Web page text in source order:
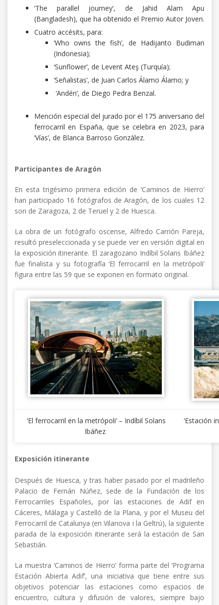
‘The parallel journey’, de Jahid Alam Apu
(Bangladesh), que ha obtenido el Premio Autor Joven.
Cuatro accésits, para:
‘Who owns the fish’, de Hadijanto Budiman
(Indonesia);
‘Sunflower’, de Levent Ateş (Turquía);
‘Señalistas’, de Juan Carlos Álamo Álamo; y
‘Andén’, de Diego Pedra Benzal.
Mención especial del jurado por el 175 aniversario del
ferrocarril en España, que se celebra en 2023, para
‘Vías’, de Blanca Barroso González.
Participantes de Aragón
En esta trigésimo primera edición de ‘Caminos de Hierro’
han participado 16 fotógrafos de Aragón, de los cuales 12
son de Zaragoza, 2 de Teruel y 2 de Huesca.
La obra de un fotógrafo oscense, Alfredo Carrión Pareja,
resultó preseleccionada y se puede ver en versión digital en
la exposición itinerante. El zaragozano Indíbil Solans Ibáñez
fue finalista y su fotografía ‘El ferrocarril en la metrópoli’
figura entre las 59 que se exponen en formato original.
‘El ferrocarril en la metrópoli’ – Indíbil Solans
Ibáñez
‘Estación
Exposición itinerante
Después de Huesca, y tras haber pasado por el madrileño
Palacio de Fernán Núñez, sede de la Fundación de los
Ferrocarriles Españoles, por las estaciones de Adif en
Cáceres, Málaga y Castelló de la Plana, y por el Museu del
Ferrocarril de Catalunya (en Vilanova i la Geltrú), la siguiente
parada de la exposición itinerante será la estación de San
Sebastián.
La muestra ‘Caminos de Hierro’ forma parte del ‘Programa
Estación Abierta Adif’, una iniciativa que tiene entre sus
objetivos potenciar las estaciones como espacios de
encuentro, cultura y difusión de valores, siempre bajo